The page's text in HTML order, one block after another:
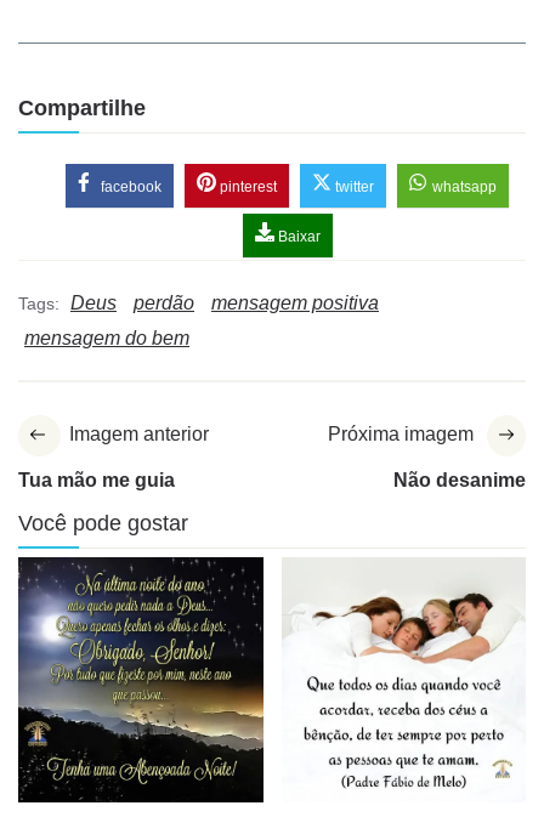
Compartilhe
facebook pinterest twitter whatsapp
Baixar
Tags: Deus perdão
mensagem positiva
mensagem do bem
Imagem anterior
Tua mão me guia
Próxima imagem
Não desanime
Você pode gostar